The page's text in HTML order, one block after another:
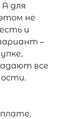
для
не
и
–
все